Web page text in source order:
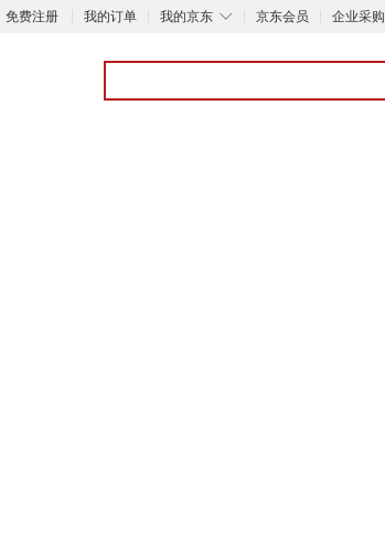
免费注册 我的订单 ◇
我的京东 京东会员 企业采购